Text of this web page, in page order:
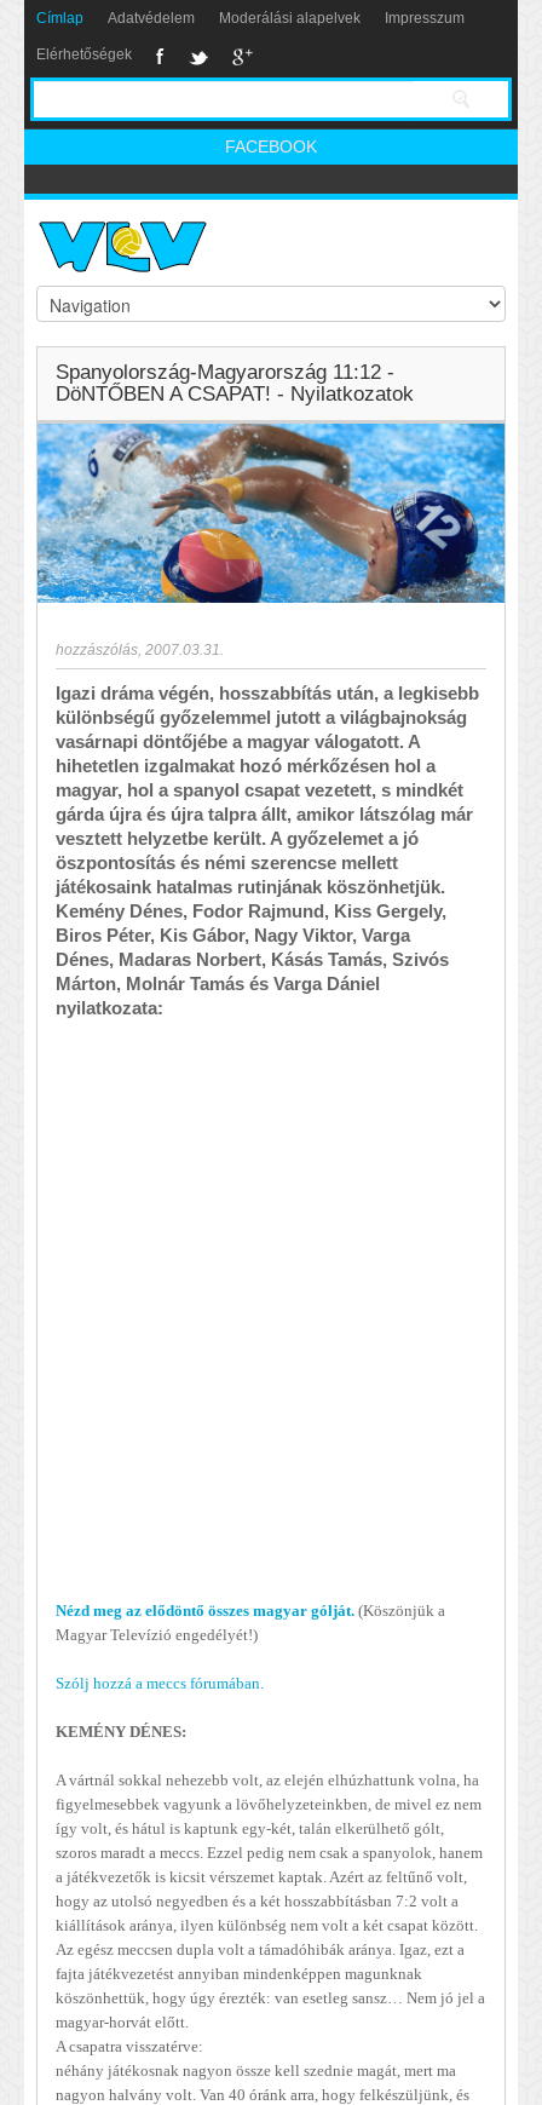
Címlap Adatvédelem Moderálási alapelvek Impresszum
Elérhetőségek
FACEBOOK
Spanyolország-Magyarország 11:12 -
DöNTŐBEN A CSAPAT! - Nyilatkozatok
hozzászólás 2007.03.31.
Igazi dráma végén, hosszabbítás után, a legkisebb
különbségű győzelemmel jutott a világbajnokság
vasárnapi döntőjébe a magyar válogatott. A
hihetetlen izgalmakat hozó mérkőzésen hol a
magyar, hol a spanyol csapat vezetett, s mindkét
gárda újra és újra talpra állt, amikor látszólag már
vesztett helyzetbe került. A győzelemet a jó
öszpontosítás és némi szerencse mellett
játékosaink hatalmas rutinjának köszönhetjük.
Kemény Dénes, Fodor Rajmund, Kiss Gergely,
Biros Péter, Kis Gábor, Nagy Viktor, Varga
Dénes, Madaras Norbert, Kásás Tamás, Szivós
Márton, Molnár Tamás és Varga Dániel
nyilatkozata:
Nézd meg az elődöntő összes magyar gólját. (Köszönjük a
Magyar Televízió engedélyét!)
Szólj hozzá a meccs fórumában.
KEMÉNY DÉNES:
A vártnál sokkal nehezebb volt, az elején elhúzhattunk volna, ha
figyelmesebbek vagyunk a lövőhelyzeteinkben, de mivel ez nem
így volt, és hátul is kaptunk egy-két, talán elkerülhető gólt,
szoros maradt a meccs. Ezzel pedig nem csak a spanyolok, hanem
a játékvezetők is kicsit vérszemet kaptak. Azért az feltűnő volt,
hogy az utolsó negyedben és a két hosszabbításban 7:2 volt a
kiállítások aránya, ilyen különbség nem volt a két csapat között.
Az egész meccsen dupla volt a támadóhibák aránya. Igaz, ezt a
fajta játékvezetést annyiban mindenképpen magunknak
köszönhettük, hogy úgy érezték: van esetleg sansz… Nem jó jel a
magyar-horvát előtt.
A csapatra visszatérve:
néhány játékosnak nagyon össze kell szednie magát, mert ma
nagyon halvány volt. Van 40 óránk arra, hogy felkészüljünk, és